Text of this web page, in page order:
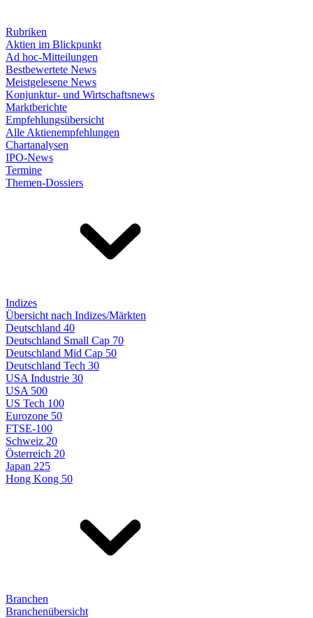
Rubriken
Aktien im Blickpunkt
Ad hoc-Mitteilungen
Bestbewertete News
Meistgelesene News
Konjunktur- und Wirtschaftsnews
Marktberichte
Empfehlungsübersicht
Alle Aktienempfehlungen
Chartanalysen
IPO-News
Termine
Themen-Dossiers
Indizes
Übersicht nach Indizes/Märkten
Deutschland 40
Deutschland Small Cap 70
Deutschland Mid Cap 50
Deutschland Tech 30
USA Industrie 30
USA 500
US Tech 100
Eurozone 50
FTSE-100
Schweiz 20
Österreich 20
Japan 225
Hong Kong 50
Branchen
Branchenübersicht